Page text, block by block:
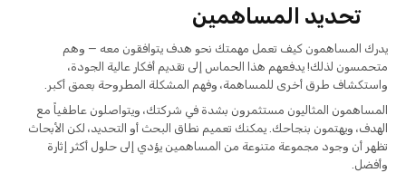
تحديد المساهمين
يدرك المساهمون كيف تعمل مهمتك نحو هدف يتوافقون معه — وهم
متحمسون لذلك! يدفعهم هذا الحماس إلى تقديم أفكار عالية الجودة،
واستكشاف طرق أخرى للمساهمة، وفهم المشكلة المطروحة بعمق أكبر.
المساهمون المثاليون مستثمرون بشدة في شركتك، ويتواصلون عاطفياً مع
الهدف، ويهتمون بنجاحك. يمكنك تعميم نطاق البحث أو التحديد، لكن الأبحاث
تظهر أن وجود مجموعة متنوعة من المساهمين يؤدي إلى حلول أكثر إثارة
وأفضل.